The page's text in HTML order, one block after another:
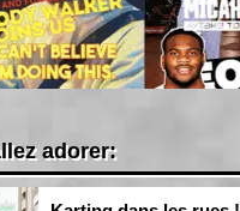
adorer: